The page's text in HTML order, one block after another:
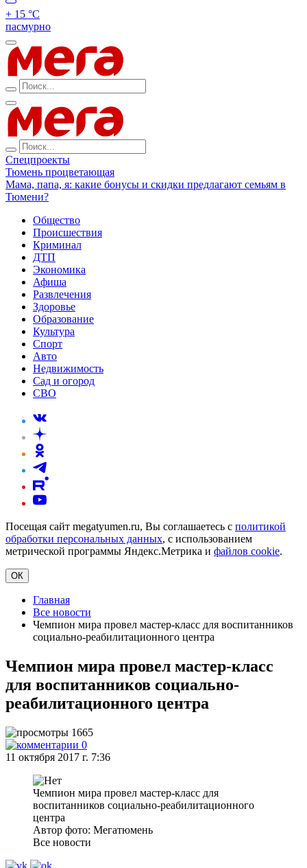
+ 15 °С
пасмурно
Спецпроекты
Тюмень процветающая
Мама, папа, я: какие бонусы и скидки предлагают семьям в
Тюмени?
Общество
Происшествия
Криминал
ДТП
Экономика
Афиша
Развлечения
Здоровье
Образование
Культура
Спорт
Авто
Недвижимость
Сад и огород
СВО
Посещая сайт megatyumen.ru, Вы соглашаетесь с политикой
обработки персональных данных, с использованием
метрической программы Яндекс.Метрика и файлов cookie.
ОК
Главная
Все новости
Чемпион мира провел мастер-класс для воспитанников
социально-реабилитационного центра
Чемпион мира провел мастер-класс
для воспитанников социально-
реабилитационного центра
1665
0
11 октября 2017 г. 7:36
Чемпион мира провел мастер-класс для
воспитанников социально-реабилитационного
центра
Автор фото: Мегатюмень
Все новости